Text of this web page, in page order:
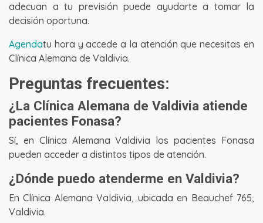
adecuan a tu previsión puede ayudarte a tomar la
decisión oportuna.
Agendatu hora y accede a la atención que necesitas en
Clínica Alemana de Valdivia.
Preguntas frecuentes:
¿La Clínica Alemana de Valdivia atiende
pacientes Fonasa?
Sí, en Clínica Alemana Valdivia los pacientes Fonasa
pueden acceder a distintos tipos de atención.
¿Dónde puedo atenderme en Valdivia?
En Clínica Alemana Valdivia, ubicada en Beauchef 765,
Valdivia.